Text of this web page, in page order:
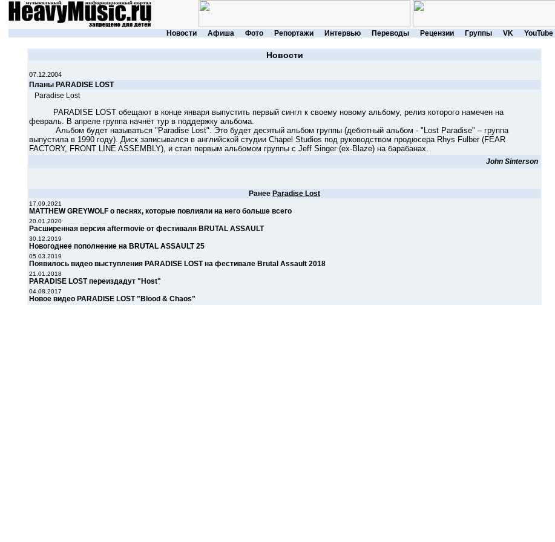
Новости Афиша Фото Репортажи Интервью Переводы Рецензии Группы VK YouTube
Новости
07.12.2004
Планы PARADISE LOST
Paradise Lost
PARADISE LOST обещают в конце января выпустить первый сингл к своему новому альбому, релиз которого намечен на
февраль. В апреле группа начнёт тур в поддержку альбома.
Альбом будет называться "Paradise Lost". Это будет десятый альбом группы (дебютный альбом - "Lost Paradise" – группа
выпустила в 1990 году). Диск записывался в английской студии Chapel Studios под руководством продюсера Rhys Fulber (FEAR
FACTORY, FRONT LINE ASSEMBLY), и стал первым альбомом группы с Jeff Singer (ex-Blaze) на барабанах.
John Sinterson
Ранее Paradise Lost
17.09.2021
MATTHEW GREYWOLF о песнях, которые повлияли на него больше всего
20.01.2020
Расширенная версия aftermovie от фестиваля BRUTAL ASSAULT
30.12.2019
Новогоднее пополнение на BRUTAL ASSAULT 25
05.03.2019
Появилось видео выступления PARADISE LOST на фестивале Brutal Assault 2018
21.01.2018
PARADISE LOST переиздадут "Host"
04.08.2017
Новое видео PARADISE LOST "Blood & Chaos"